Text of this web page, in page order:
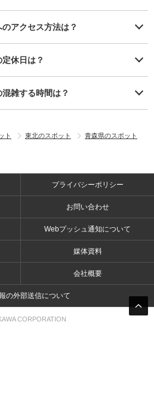
アクセス方法は？
休日は？
雑する時間は？
ト 東北のスポット
青森県のスポット
プライバシーポリシー
お問い合わせ
Webプッシュ通知について
媒体資料
会社概要
の外部送信について
CORPORATION